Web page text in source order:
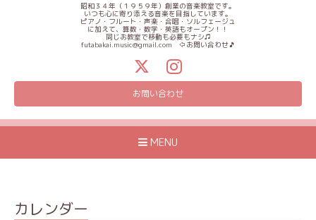
昭和３４年（１９５９年）創業の音楽教室です。
いつも心に寄り添える音楽を目指しています。
ピアノ・フルート・声楽・合唱・ソルフェージュ
に加えて、算数・数学・英語もオープン！！
同じお教室で移動も必要もナシ♫
futabakai.music@gmail.com ⇦お問い合わせ🎵
お問い合わせ
MENU
カレンダー